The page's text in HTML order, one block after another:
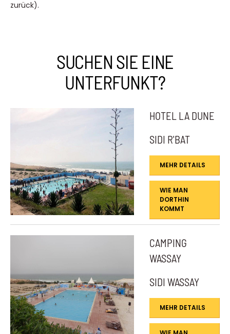
zurück).
SUCHEN SIE EINE
UNTERFUNKT?
HOTEL LA DUNE
SIDI R'BAT
MEHR DETAILS
WIE MAN
DORTHIN
KOMMT
CAMPING
WASSAY
SIDI WASSAY
MEHR DETAILS